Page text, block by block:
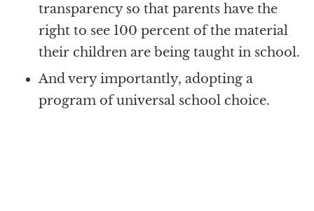
transparency so that parents have the
right to see 100 percent of the material
their children are being taught in school.
And very importantly, adopting a
program of universal school choice.